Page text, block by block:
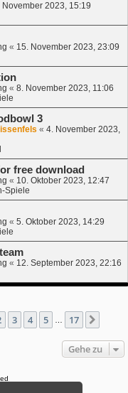
November 2023, 15:19
« 15. November 2023, 23:09
« 8. November 2023, 11:06
3
« 4. November 2023,
free download
« 10. Oktober 2023, 12:47
Spiele
« 5. Oktober 2023, 14:29
« 12. September 2023, 22:16
17
3 4 5 17
Gehe zu